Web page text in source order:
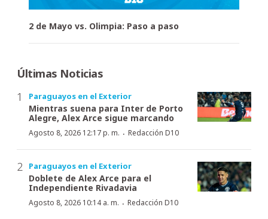
2 de Mayo vs. Olimpia: Paso a paso
Últimas Noticias
Paraguayos en el Exterior
Mientras suena para Inter de Porto
Alegre, Alex Arce sigue marcando
Agosto 8, 2026 12:17 p. m. · Redacción D10
Paraguayos en el Exterior
Doblete de Alex Arce para el
Independiente Rivadavia
Agosto 8, 2026 10:14 a. m. · Redacción D10